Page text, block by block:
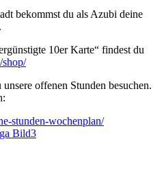
bekommst du als Azubi deine
10er Karte“ findest du
offenen Stunden besuchen.
stunden-wochenplan/